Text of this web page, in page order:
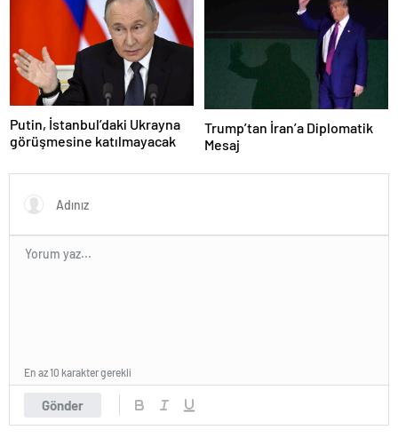
Putin, İstanbul’daki Ukrayna
görüşmesine katılmayacak
Trump’tan İran’a Diplomatik
Mesaj
Gönder
En az 10 karakter gerekli